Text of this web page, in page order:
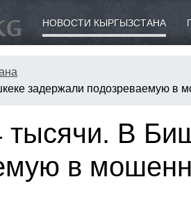
НОВОСТИ КЫРГЫЗСТАНА
задержали подозреваемую в
тысячи. В
в